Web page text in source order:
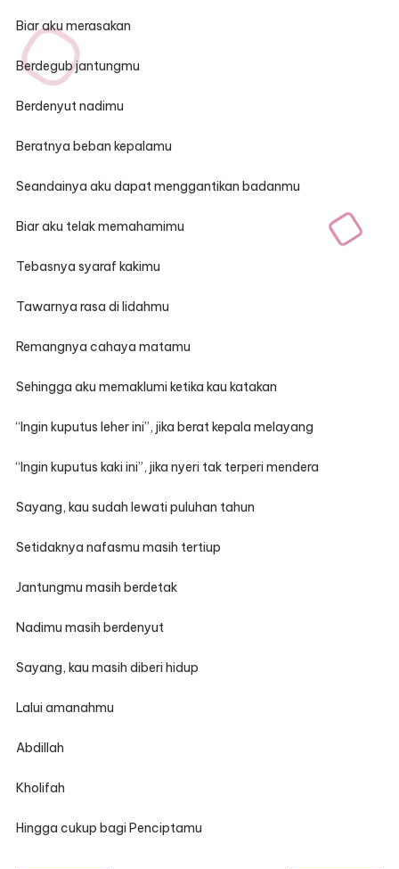
Biar aku merasakan
Berdegub jantungmu
Berdenyut nadimu
Beratnya beban kepalamu
Seandainya aku dapat menggantikan badanmu
Biar aku telak memahamimu
Tebasnya syaraf kakimu
Tawarnya rasa di lidahmu
Remangnya cahaya matamu
Sehingga aku memaklumi ketika kau katakan
“Ingin kuputus leher ini”, jika berat kepala melayang
“Ingin kuputus kaki ini”, jika nyeri tak terperi mendera
Sayang, kau sudah lewati puluhan tahun
Setidaknya nafasmu masih tertiup
Jantungmu masih berdetak
Nadimu masih berdenyut
Sayang, kau masih diberi hidup
Lalui amanahmu
Abdillah
Kholifah
Hingga cukup bagi Penciptamu